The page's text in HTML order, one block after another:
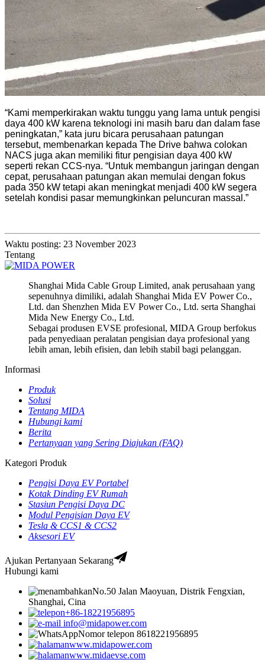
“Kami memperkirakan waktu tunggu yang lama untuk pengisi
daya 400 kW karena teknologi ini masih baru dan dalam fase
peningkatan,” kata juru bicara perusahaan patungan
tersebut, membenarkan kepada The Drive bahwa colokan
NACS juga akan memiliki fitur pengisian daya 400 kW
seperti rekan CCS-nya. “Untuk membangun jaringan dengan
cepat, perusahaan patungan akan memulai dengan fokus
pada 350 kW tetapi akan meningkat menjadi 400 kW segera
setelah kondisi pasar memungkinkan peluncuran massal.”
Waktu posting: 23 November 2023
Tentang
Shanghai Mida Cable Group Limited, anak perusahaan yang
sepenuhnya dimiliki, adalah Shanghai Mida EV Power Co.,
Ltd. dan Shenzhen Mida EV Power Co., Ltd. serta Shanghai
Mida New Energy Co., Ltd.
Sebagai produsen EVSE profesional, MIDA Group berfokus
pada penyediaan peralatan pengisian daya profesional yang
lebih aman, lebih efisien, dan lebih stabil bagi pelanggan.
Informasi
Produk
Solusi
Tentang MIDA
Hubungi kami
Berita
Pertanyaan yang Sering Diajukan (FAQ)
Kategori Produk
Pengisi Daya EV Portabel
Kotak Dinding EV Rumah
Stasiun Pengisi Daya DC
Modul Pengisian Daya EV
Tesla & CCS1 & CCS2
Aksesori EV
Ajukan Pertanyaan Sekarang
Hubungi kami
No.50 Jalan Maoyuan, Distrik Fengxian,
Shanghai, Cina
+86-18221956895
info@midapower.com
Nomor telepon 8618221956895
www.midapower.com
www.midaevse.com